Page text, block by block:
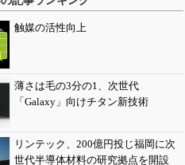
触媒の活性向上
薄さは毛の3分の1、次世代
「Galaxy」向けチタン新技術
リンテック、200億円投じ福岡に次
世代半導体材料の研究拠点を開設